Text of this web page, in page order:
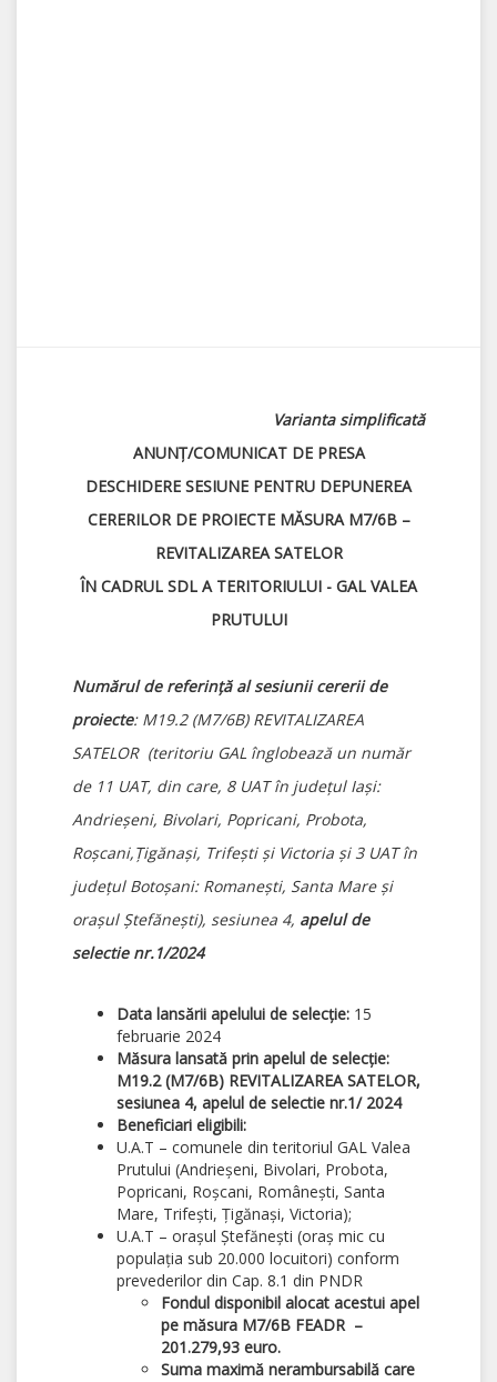
Varianta simplificată
ANUNȚ/COMUNICAT DE PRESA
DESCHIDERE SESIUNE PENTRU DEPUNEREA
CERERILOR DE PROIECTE MĂSURA M7/6B –
REVITALIZAREA SATELOR
ÎN CADRUL SDL A TERITORIULUI - GAL VALEA
PRUTULUI
Numărul de referinţă al sesiunii cererii de
proiecte: M19.2 (M7/6B) REVITALIZAREA
SATELOR (teritoriu GAL înglobează un număr
de 11 UAT, din care, 8 UAT în judeţul Iaşi:
Andrieşeni, Bivolari, Popricani, Probota,
Roşcani,Ţigănaşi, Trifeşti şi Victoria şi 3 UAT în
judeţul Botoşani: Romaneşti, Santa Mare şi
oraşul Ştefăneşti), sesiunea 4, apelul de
selectie nr.1/2024
Data lansării apelului de selecție: 15
februarie 2024
Măsura lansată prin apelul de selecție:
M19.2 (M7/6B) REVITALIZAREA SATELOR,
sesiunea 4, apelul de selectie nr.1/ 2024
Beneficiari eligibili:
U.A.T – comunele din teritoriul GAL Valea
Prutului (Andrieșeni, Bivolari, Probota,
Popricani, Roșcani, Românești, Santa
Mare, Trifești, Țigănași, Victoria);
U.A.T – orașul Ștefănești (oraș mic cu
populația sub 20.000 locuitori) conform
prevederilor din Cap. 8.1 din PNDR
Fondul disponibil alocat acestui apel
pe măsura M7/6B FEADR –
201.279,93 euro.
Suma maximă nerambursabilă care